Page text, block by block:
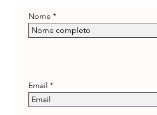
Nome
Email